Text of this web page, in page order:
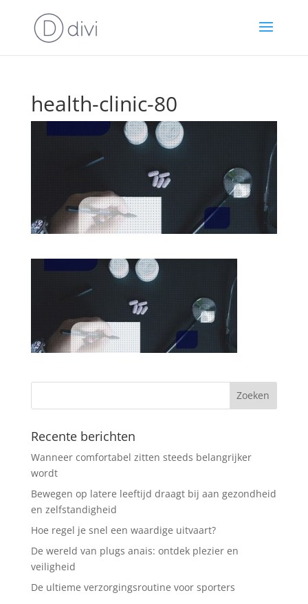
health-clinic-80
Recente berichten
Wanneer comfortabel zitten steeds belangrijker
wordt
Bewegen op latere leeftijd draagt bij aan gezondheid
en zelfstandigheid
Hoe regel je snel een waardige uitvaart?
De wereld van plugs anais: ontdek plezier en
veiligheid
De ultieme verzorgingsroutine voor sporters